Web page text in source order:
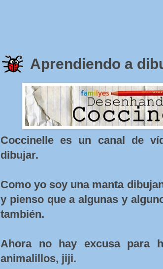
Aprendiendo a
Coccinelle es un canal de
dibujar.
Como yo soy una manta
y pienso que a algunas y
también.
Ahora no hay excusa para
animalillos, jiji.